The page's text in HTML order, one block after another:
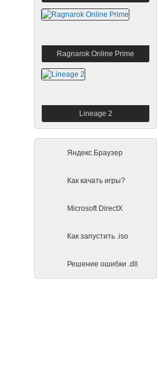
Ragnarok Online Prime
Lineage 2
Яндекс.Браузер
Как качать игры?
Microsoft DirectX
Как запустить .iso
Решение ошибки .dll